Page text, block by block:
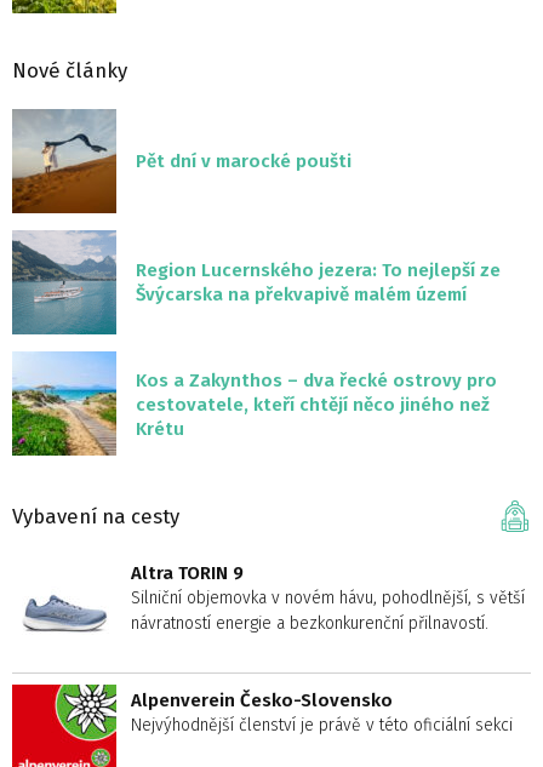
Nové články
Pět dní v marocké poušti
Region Lucernského jezera: To nejlepší ze
Švýcarska na překvapivě malém území
Kos a Zakynthos – dva řecké ostrovy pro
cestovatele, kteří chtějí něco jiného než
Krétu
Vybavení na cesty
Altra TORIN 9
Silniční objemovka v novém hávu, pohodlnější, s větší
návratností energie a bezkonkurenční přilnavostí.
Alpenverein Česko-Slovensko
Nejvýhodnější členství je právě v této oficiální sekci